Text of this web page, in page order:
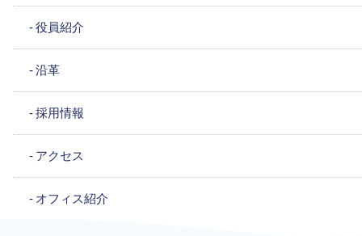
役員紹介
沿革
採用情報
アクセス
オフィス紹介